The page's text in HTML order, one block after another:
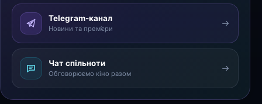
Telegram-канал
Новини та прем’єри
Чат спільноти
Обговорюємо кіно разом